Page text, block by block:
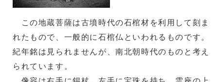
この地蔵菩薩は古墳時代の石棺材を利用して刻ま
れたもので、一般的に石棺仏といわれるものです。
紀年銘は見られませんが、南北朝時代のものと考え
られています。